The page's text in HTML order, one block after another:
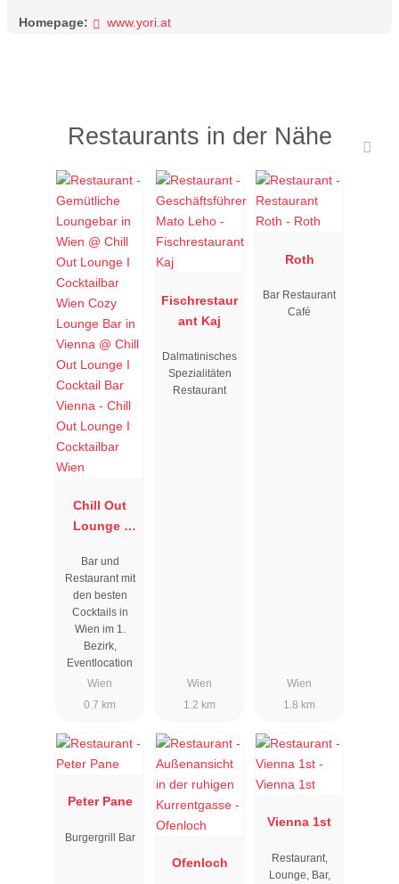
Homepage: www.yori.at
Restaurants in der Nähe
Chill Out
Lounge I
Wien
Bar und
Restaurant mit
den besten
Cocktails in
Wien im 1.
Bezirk,
Eventlocation
Wien
0.7 km
Fischrestaur
ant Kaj
Dalmatinisches
Spezialitäten
Restaurant
Wien
1.2 km
Roth
Bar Restaurant
Café
Wien
1.8 km
Peter Pane
Burgergrill Bar
Ofenloch
Vienna 1st
Restaurant,
Lounge, Bar,